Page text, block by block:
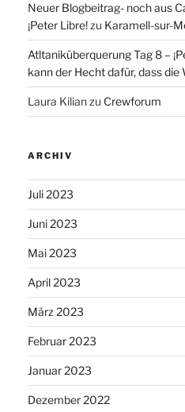
Neuer Blogbeitrag- noch aus
¡Peter Libre!zu Karamell-sur-
Atltaniküberquerung Tag 8 –
kann der Hecht dafür, dass die
Laura Kilianzu Crewforum
ARCHIV
Juli 2023
Juni 2023
Mai 2023
April 2023
März 2023
Februar 2023
Januar 2023
Dezember 2022